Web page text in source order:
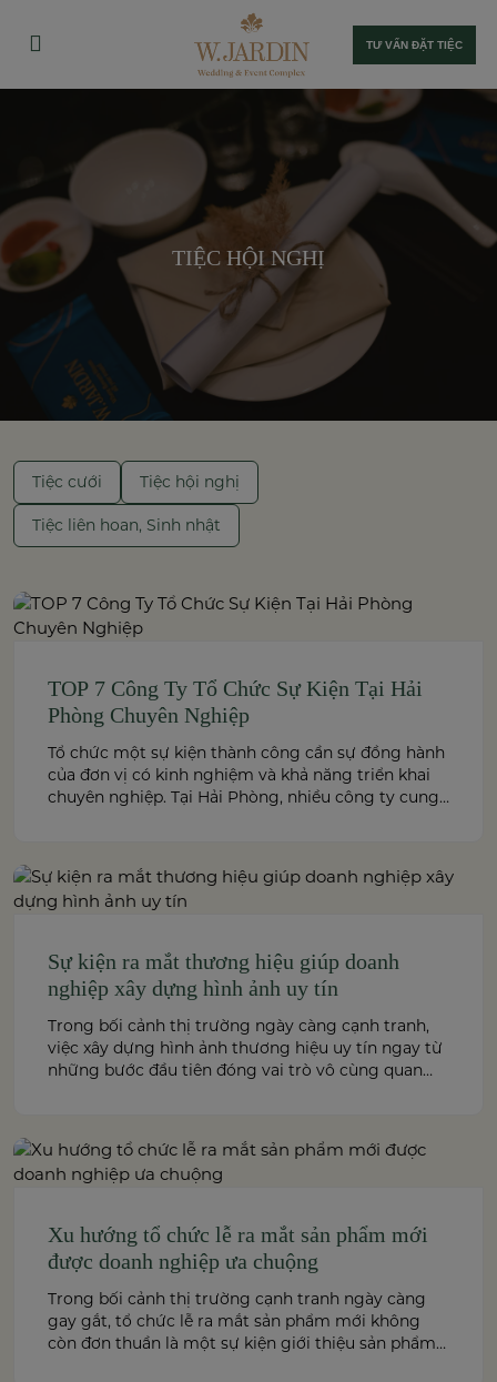
TƯ VẤN ĐẶT TIỆC
TIỆC HỘI NGHỊ
Tiệc cưới Tiệc hội nghị
Tiệc liên hoan, Sinh nhật
TOP 7 Công Ty Tổ Chức Sự Kiện Tại Hải
Phòng Chuyên Nghiệp
Tổ chức một sự kiện thành công cần sự đồng hành
của đơn vị có kinh nghiệm và khả năng triển khai
chuyên nghiệp. Tại Hải Phòng, nhiều công ty cung
đây là những […]
Sự kiện ra mắt thương hiệu giúp doanh
nghiệp xây dựng hình ảnh uy tín
Trong bối cảnh thị trường ngày càng cạnh tranh,
việc xây dựng hình ảnh thương hiệu uy tín ngay từ
những bước đầu tiên đóng vai trò vô cùng quan
công chúng mà còn là tuyên […]
Xu hướng tổ chức lễ ra mắt sản phẩm mới
được doanh nghiệp ưa chuộng
Trong bối cảnh thị trường cạnh tranh ngày càng
gay gắt, tổ chức lễ ra mắt sản phẩm mới không
còn đơn thuần là một sự kiện giới thiệu sản phẩm